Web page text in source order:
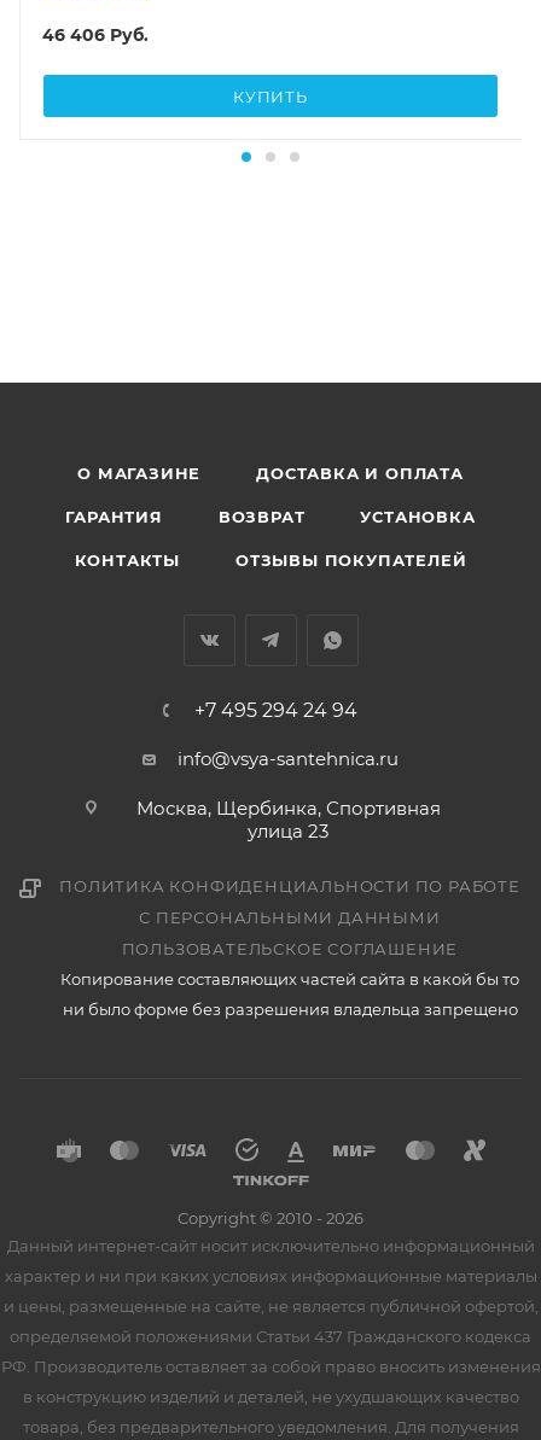
46 406 Руб.
КУПИТЬ
О МАГАЗИНЕ ДОСТАВКА И ОПЛАТА
ГАРАНТИЯ ВОЗВРАТ УСТАНОВКА
КОНТАКТЫ ОТЗЫВЫ ПОКУПАТЕЛЕЙ
+7 495 294 24 94
info@vsya-santehnica.ru
Москва, Щербинка, Спортивная
улица 23
ПОЛИТИКА КОНФИДЕНЦИАЛЬНОСТИ ПО РАБОТЕ
С ПЕРСОНАЛЬНЫМИ ДАННЫМИ
ПОЛЬЗОВАТЕЛЬСКОЕ СОГЛАШЕНИЕ
Копирование составляющих частей сайта в какой бы то
ни было форме без разрешения владельца запрещено
Copyright © 2010 - 2026
Данный интернет-сайт носит исключительно информационный
характер и ни при каких условиях информационные материалы
и цены, размещенные на сайте, не является публичной офертой,
определяемой положениями Статьи 437 Гражданского кодекса
РФ. Производитель оставляет за собой право вносить изменения
в конструкцию изделий и деталей, не ухудшающих качество
товара, без предварительного уведомления. Для получения